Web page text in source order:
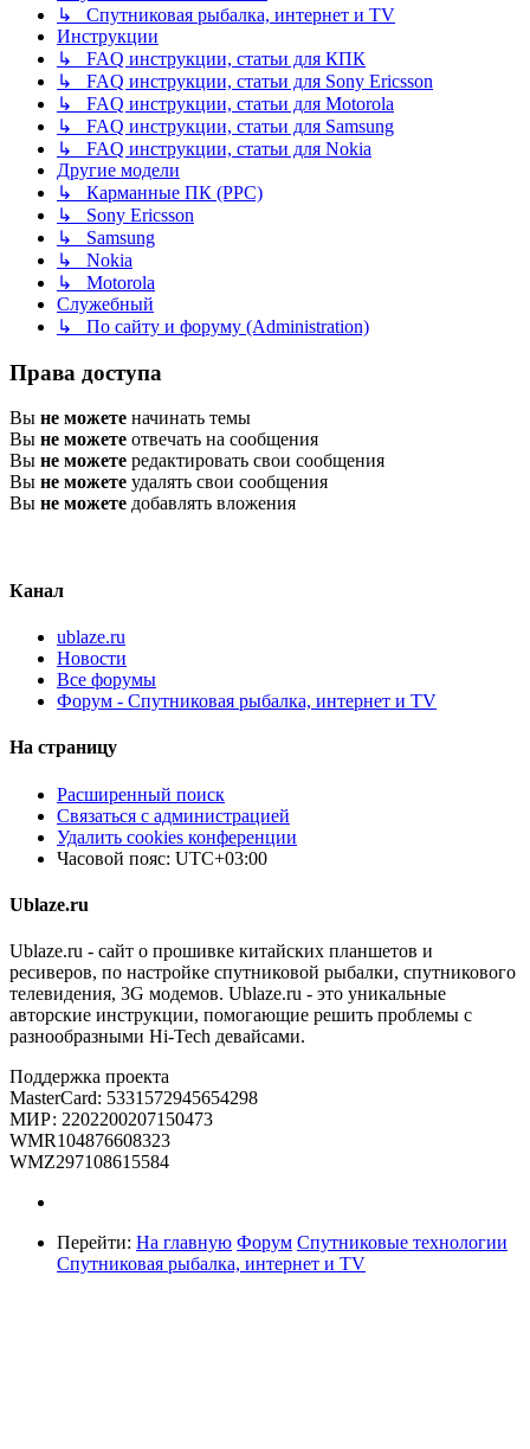
↳ Спутниковая рыбалка, интернет и TV
Инструкции
↳ FAQ инструкции, статьи для КПК
↳ FAQ инструкции, статьи для Sony Ericsson
↳ FAQ инструкции, статьи для Motorola
↳ FAQ инструкции, статьи для Samsung
↳ FAQ инструкции, статьи для Nokia
Другие модели
↳ Карманные ПК (PPC)
↳ Sony Ericsson
↳ Samsung
↳ Nokia
↳ Motorola
Служебный
↳ По сайту и форуму (Administration)
Права доступа
Вы не можете начинать темы
Вы не можете отвечать на сообщения
Вы не можете редактировать свои сообщения
Вы не можете удалять свои сообщения
Вы не можете добавлять вложения
Канал
ublaze.ru
Новости
Все форумы
Форум - Спутниковая рыбалка, интернет и TV
На страницу
Расширенный поиск
Связаться с администрацией
Удалить cookies конференции
Часовой пояс: UTC+03:00
Ublaze.ru
Ublaze.ru - сайт о прошивке китайских планшетов и
ресиверов, по настройке спутниковой рыбалки, спутникового
телевидения, 3G модемов. Ublaze.ru - это уникальные
авторские инструкции, помогающие решить проблемы с
разнообразными Hi-Tech девайсами.
Поддержка проекта
MasterCard: 5331572945654298
МИР: 2202200207150473
WMR104876608323
WMZ297108615584
Перейти: На главную Форум Спутниковые технологии
Спутниковая рыбалка, интернет и TV